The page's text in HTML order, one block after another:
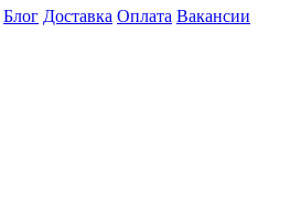
Блог Доставка Оплата Вакансии